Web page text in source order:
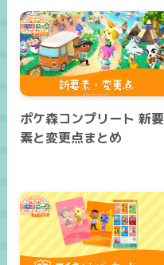
ポケ森コンプリート 新要
素と変更点まとめ